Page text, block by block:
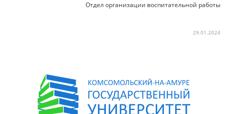
Отдел организации воспитательной работы
29.01.2024